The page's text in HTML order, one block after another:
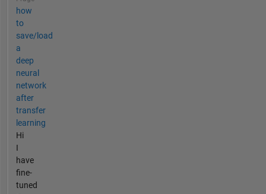
how
to
save/load
a
deep
neural
network
after
transfer
learning
Hi
I
have
fine-
tuned